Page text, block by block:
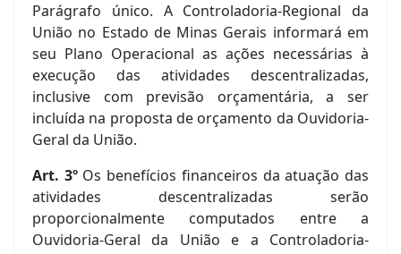
Parágrafo único. A Controladoria-Regional da
União no Estado de Minas Gerais informará em
seu Plano Operacional as ações necessárias à
execução das atividades descentralizadas,
inclusive com previsão orçamentária, a ser
incluída na proposta de orçamento da Ouvidoria-
Geral da União.
Art. 3ºOs benefícios financeiros da atuação das
atividades descentralizadas serão
proporcionalmente computados entre a
Ouvidoria-Geral da União e a Controladoria-